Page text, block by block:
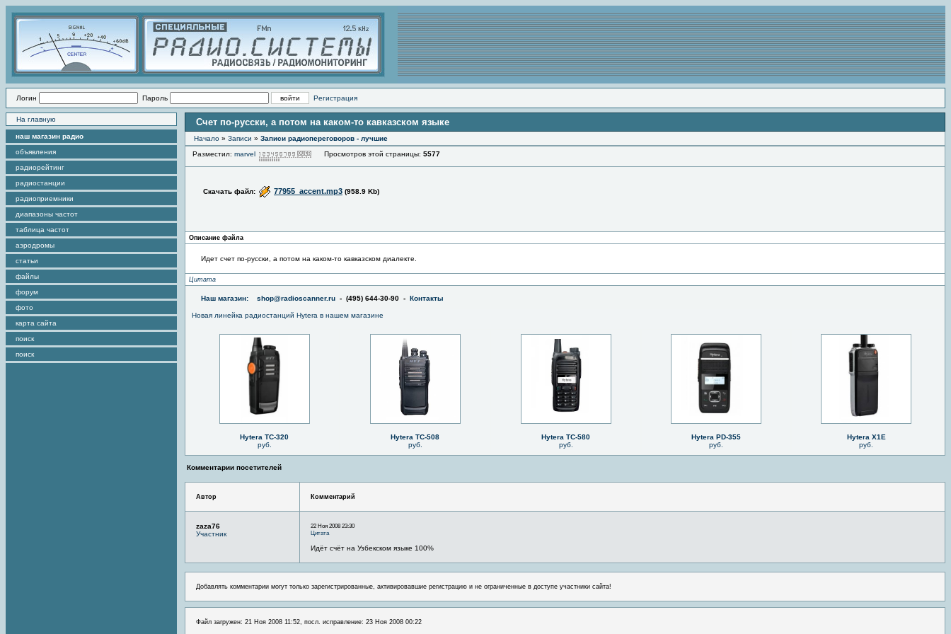
Логин Пароль Регистрация
На главную
наш магазин радио
объявления
радиорейтинг
радиостанции
радиоприемники
диапазоны частот
таблица частот
аэродромы
статьи
файлы
форум
фото
карта сайта
поиск
поиск
Счет по-русски, а потом на каком-то кавказском языке
Начало » Записи » Записи радиопереговоров - лучшие
Разместил: marvel Просмотров этой страницы: 5577
Скачать файл: 77955_accent.mp3 (958.9 Kb)
Описание файла
Идет счет по-русски, а потом на каком-то кавказском диалекте.
Цитата
Наш магазин: shop@radioscanner.ru - (495) 644-30-90 - Контакты
Новая линейка радиостанций Hytera в нашем магазине
Hytera TC-320
руб.
Hytera TC-508
руб.
Hytera TC-580
руб.
Hytera PD-355
руб.
Hytera X1E
руб.
Комментарии посетителей
Автор Комментарий
zaza76
Участник
22 Ноя 2008 23:30
Цитата
Идёт счёт на Узбекском языке 100%
Добавлять комментарии могут только зарегистрированные, активировавшие регистрацию и не ограниченные в доступе участники сайта!
Файл загружен: 21 Ноя 2008 11:52, посл. исправление: 23 Ноя 2008 00:22